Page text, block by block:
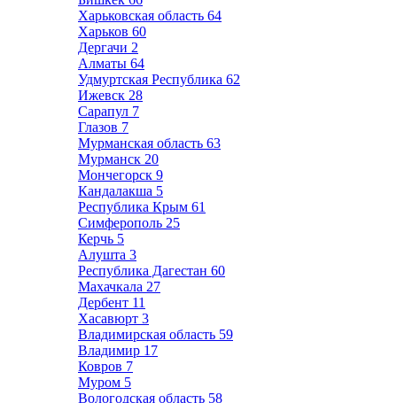
Харьковская область 64
Харьков 60
Дергачи 2
Алматы 64
Удмуртская Республика 62
Ижевск 28
Сарапул 7
Глазов 7
Мурманская область 63
Мурманск 20
Мончегорск 9
Кандалакша 5
Республика Крым 61
Симферополь 25
Керчь 5
Алушта 3
Республика Дагестан 60
Махачкала 27
Дербент 11
Хасавюрт 3
Владимирская область 59
Владимир 17
Ковров 7
Муром 5
Вологодская область 58